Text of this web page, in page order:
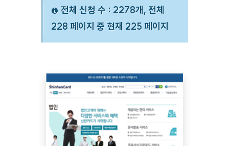
전체 신청 수 : 2278개, 전체
228 페이지 중 현재 225 페이지